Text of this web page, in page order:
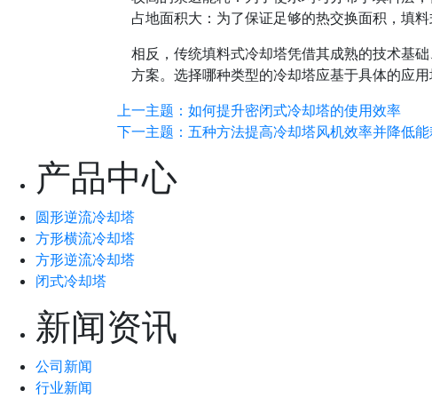
占地面积大：为了保证足够的热交换面积，填
相反，传统填料式冷却塔凭借其成熟的技术基
方案。选择哪种类型的冷却塔应基于具体的应
上一主题：如何提升密闭式冷却塔的使用效率
下一主题：五种方法提高冷却塔风机效率并降低能
产品中心
圆形逆流冷却塔
方形横流冷却塔
方形逆流冷却塔
闭式冷却塔
新闻资讯
公司新闻
行业新闻